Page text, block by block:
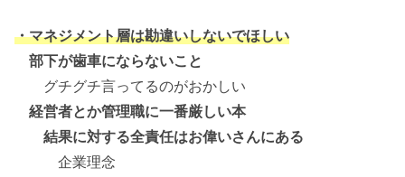
・マネジメント層は勘違いしないでほしい
部下が歯車にならないこと
グチグチ言ってるのがおかしい
経営者とか管理職に一番厳しい本
結果に対する全責任はお偉いさんにある
企業理念